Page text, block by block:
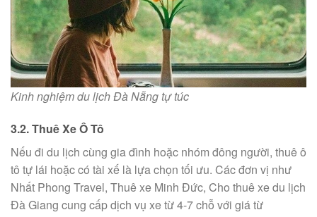
Kinh nghiệm du lịch Đà Nẵng tự túc
3.2. Thuê Xe Ô Tô
Nếu đi du lịch cùng gia đình hoặc nhóm đông người, thuê ô
tô tự lái hoặc có tài xế là lựa chọn tối ưu. Các đơn vị như
Nhất Phong Travel, Thuê xe Minh Đức, Cho thuê xe du lịch
Đà Giang cung cấp dịch vụ xe từ 4-7 chỗ với giá từ